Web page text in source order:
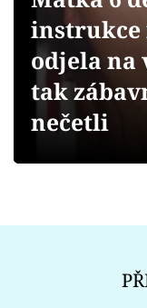
Videa
Sledujte
instrukce
odjela na
tak
nečetli